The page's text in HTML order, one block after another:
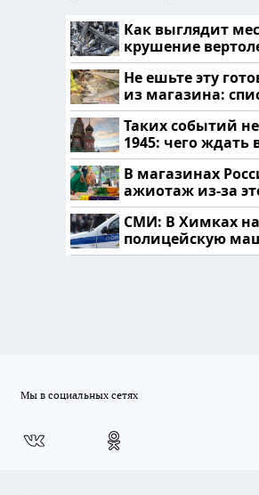
Как выглядит
крушение
Кавказе:
Не ешьте эту
из магазина:
Таких событий
1945: чего ждать
нам?
В магазинах
ажиотаж из-за
продукта: что
СМИ: В Химках на
полицейскую
напали и
Мы в социальных сетях